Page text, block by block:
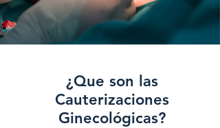
¿Que son las
Cauterizaciones
Ginecológicas?